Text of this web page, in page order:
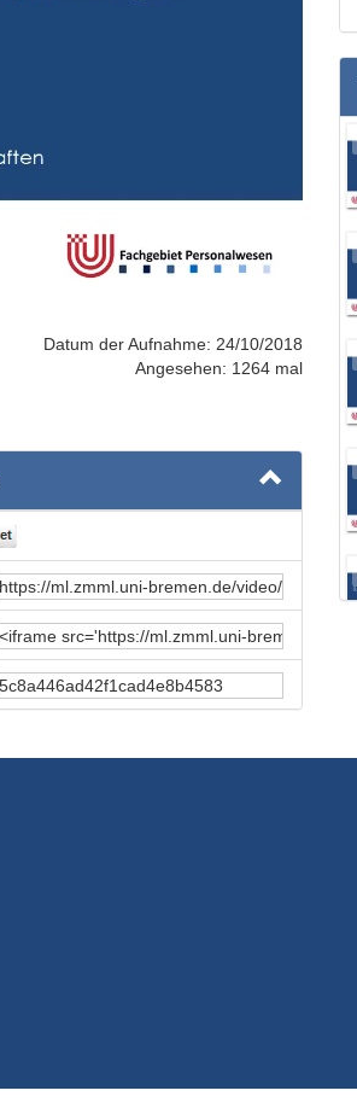
Datum der Aufnahme: 24/10/2018
Angesehen: 1264 mal